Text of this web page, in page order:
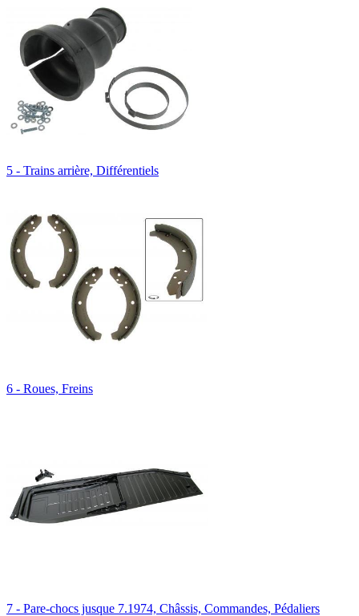
5 - Trains arrière, Différentiels
6 - Roues, Freins
7 - Pare-chocs jusque 7.1974, Châssis, Commandes, Pédaliers